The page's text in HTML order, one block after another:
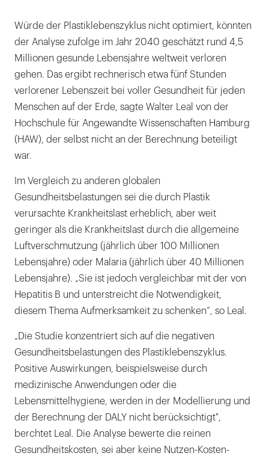
Würde der Plastiklebenszyklus nicht optimiert, könnten
der Analyse zufolge im Jahr 2040 geschätzt rund 4,5
Millionen gesunde Lebensjahre weltweit verloren
gehen. Das ergibt rechnerisch etwa fünf Stunden
verlorener Lebenszeit bei voller Gesundheit für jeden
Menschen auf der Erde, sagte Walter Leal von der
Hochschule für Angewandte Wissenschaften Hamburg
(HAW), der selbst nicht an der Berechnung beteiligt
war.
Im Vergleich zu anderen globalen
Gesundheitsbelastungen sei die durch Plastik
verursachte Krankheitslast erheblich, aber weit
geringer als die Krankheitslast durch die allgemeine
Luftverschmutzung (jährlich über 100 Millionen
Lebensjahre) oder Malaria (jährlich über 40 Millionen
Lebensjahre). „Sie ist jedoch vergleichbar mit der von
Hepatitis B und unterstreicht die Notwendigkeit,
diesem Thema Aufmerksamkeit zu schenken“, so Leal.
„Die Studie konzentriert sich auf die negativen
Gesundheitsbelastungen des Plastiklebenszyklus.
Positive Auswirkungen, beispielsweise durch
medizinische Anwendungen oder die
Lebensmittelhygiene, werden in der Modellierung und
der Berechnung der DALY nicht berücksichtigt",
berchtet Leal. Die Analyse bewerte die reinen
Gesundheitskosten, sei aber keine Nutzen-Kosten-